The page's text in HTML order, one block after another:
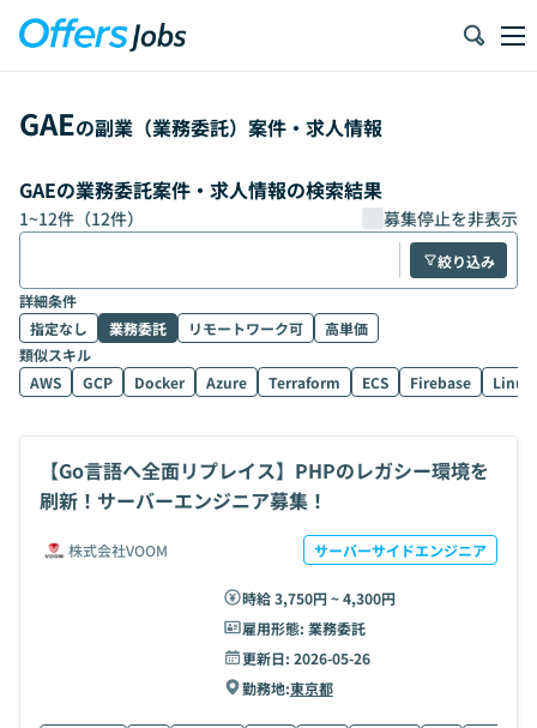
GAEの副業（業務委託）案件・求人情報
GAEの業務委託案件・求人情報の検索結果
1~12件（12件） 募集停止を非表示
絞り込み
詳細条件
指定なし
業務委託 リモートワーク可
高単価
類似スキル
AWS
GCP Docker Azure Terraform ECS Firebase Linux
【Go言語へ全面リプレイス】PHPのレガシー環境を
刷新！サーバーエンジニア募集！
株式会社VOOM サーバーサイドエンジニア
時給 3,750円 ~ 4,300円
雇用形態: 業務委託
更新日: 2026-05-26
勤務地:東京都